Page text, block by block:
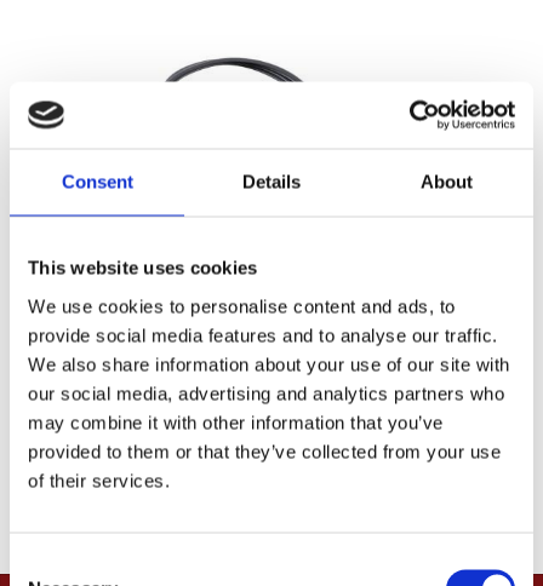
Consent Details About
This website uses cookies
We use cookies to personalise content and ads, to
provide social media features and to analyse our traffic.
We also share information about your use of our site with
our social media, advertising and analytics partners who
may combine it with other information that you’ve
provided to them or that they’ve collected from your use
of their services.
SP ConnectT, Cable USB-C
SPC+
MH961792
215KR
Lägg till i favoriter